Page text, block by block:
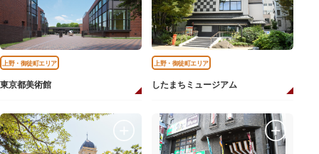
上野・御徒町エリア
東京都美術館
上野・御徒町エリア
したまちミュージアム